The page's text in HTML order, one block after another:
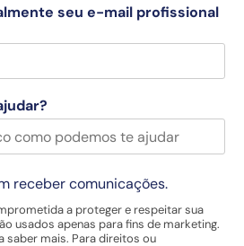
seu e-mail profissional
receber comunicações.
a proteger e respeitar sua
usados apenas para fins de marketing.
saber mais. Para direitos ou